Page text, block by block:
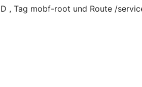
, Tag mobf-root und Route /